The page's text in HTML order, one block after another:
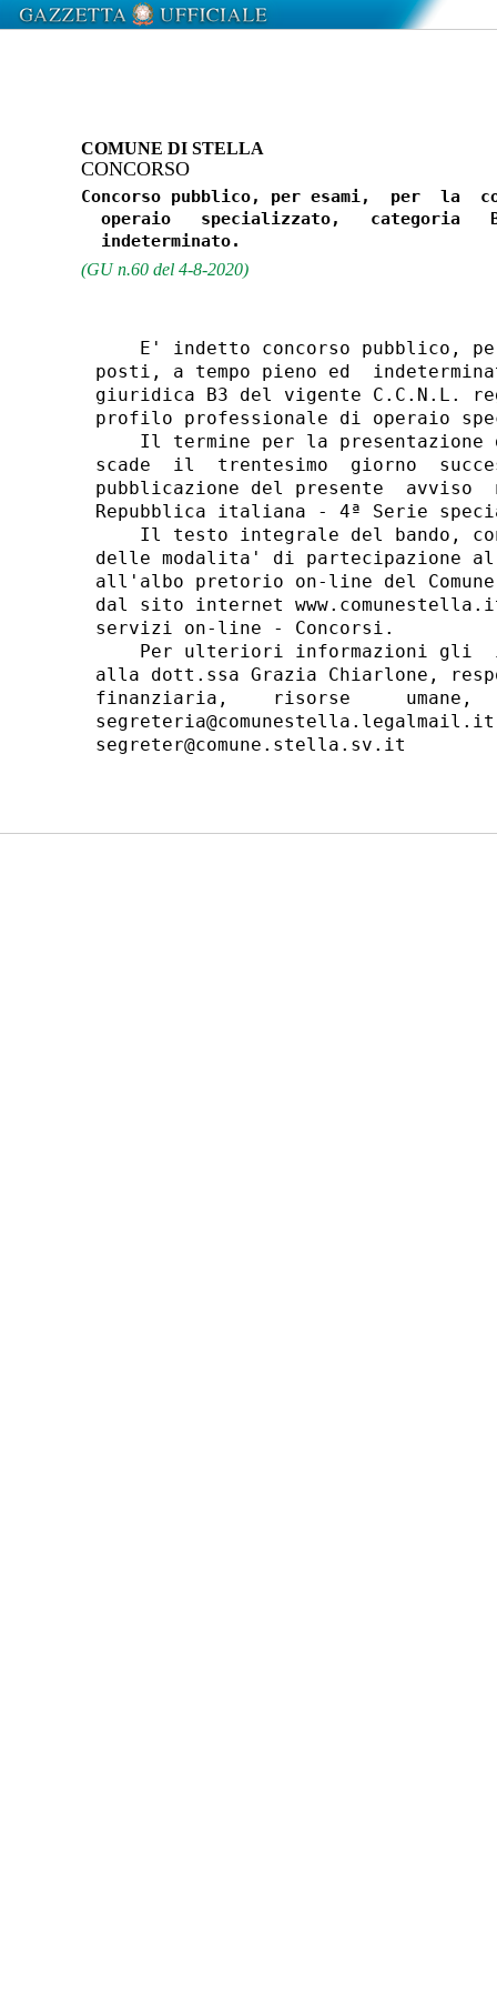
COMUNE DI STELLA
CONCORSO
Concorso pubblico, per esami,  per  la
operaio   specializzato,   categoria
(GU n.60 del 4-8-2020)
E' indetto concorso pubblico,
posti, a tempo pieno ed
giuridica B3 del vigente C.C.N.L.
profilo professionale di operaio
Il termine per la presentazione
scade  il  trentesimo  giorno
pubblicazione del presente
Repubblica italiana - 4ª Serie
Il testo integrale del bando,
delle modalita' di partecipazione
all'albo pretorio on-line del
dal sito internet
servizi on-line - Concorsi.
Per ulteriori informazioni gli
alla dott.ssa Grazia Chiarlone,
finanziaria,    risorse     umane,
segreter@comune.stella.sv.it